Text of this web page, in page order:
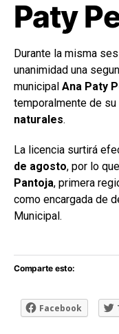
Paty
Durante la misma
unanimidad una
municipal Ana Paty
temporalmente de
naturales.
La licencia surtirá
de agosto, por lo que
Pantoja, primera
como encargada de
Municipal.
Comparte esto:
Facebook